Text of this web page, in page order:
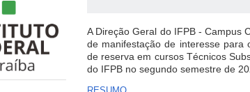
A Direção Geral do IFPB - Campus
de manifestação de interesse para
de reserva em cursos Técnicos
do IFPB no segundo semestre de